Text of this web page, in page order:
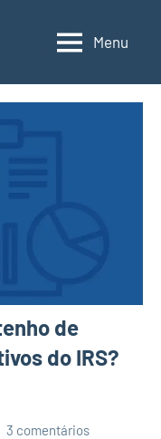
Menu
de
do IRS?
3 comentários